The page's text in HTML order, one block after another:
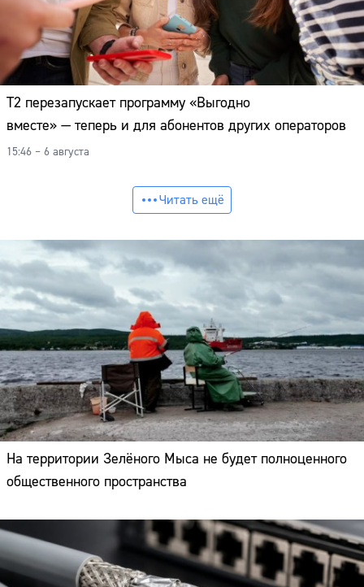
Т2 перезапускает программу «Выгодно
вместе» — теперь и для абонентов других операторов
15:46 – 6 августа
Читать ещё
На территории Зелёного Мыса не будет полноценного
общественного пространства